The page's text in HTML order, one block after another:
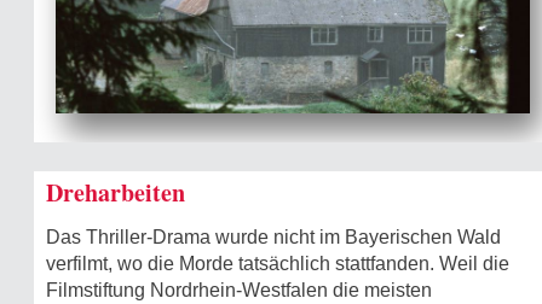
Dreharbeiten
Das Thriller-Drama wurde nicht im Bayerischen Wald
verfilmt, wo die Morde tatsächlich stattfanden. Weil die
Filmstiftung Nordrhein-Westfalen die meisten